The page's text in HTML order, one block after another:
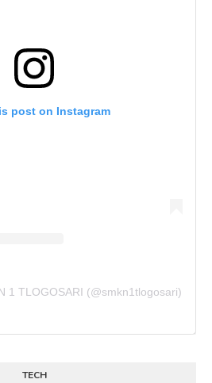
post on Instagram
1 TLOGOSARI (@smkn1tlogosari)
TECH